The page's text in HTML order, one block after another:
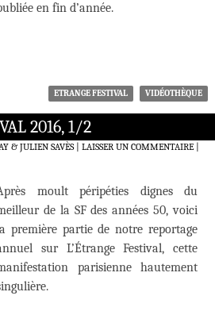
en fin d’année.
ETRANGE FESTIVAL VIDÉOTHÈQUE
2016, 1/2
& JULIEN SAVÈS LAISSER UN COMMENTAIRE|
moult péripéties dignes du
de la SF des années 50, voici
première partie de notre reportage
sur L’Étrange Festival, cette
parisienne hautement